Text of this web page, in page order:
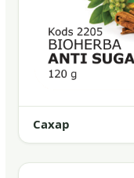
Сахар